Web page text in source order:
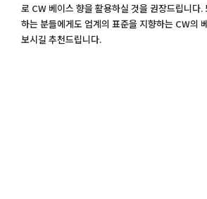
로 CW 베이스 향을 활용하실 것을 권장드립니다.
하는 분들에게도 업계의 표준을 지향하는 CW의
보시길 추천드립니다.